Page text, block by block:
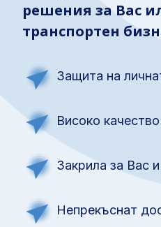
решения за Вас
транспортен
Защита на
Високо
Закрила за Вас
Непрекъснат